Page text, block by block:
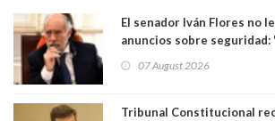
El senador Iván Flores no
anuncios sobre seguridad:
perseguir ruta del dinero
07 August 2026
Tribunal Constitucional